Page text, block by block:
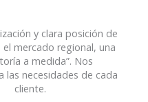
y clara posición de
mercado regional, una
a medida”. Nos
las necesidades de cada
cliente.